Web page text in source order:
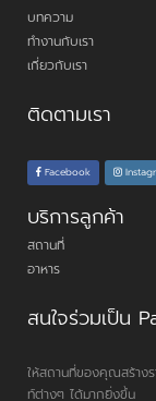
บทความ
ทำงานกับเรา
เกี่ยวกับเรา
ติดตามเรา
Facebook
บริการลูกค้า
สถานที่
อาหาร
สนใจร่วมเป็น
ให้สถานที่ของคุณสร้าง
ท์ต่างๆ ได้มากยิ่งขึ้น